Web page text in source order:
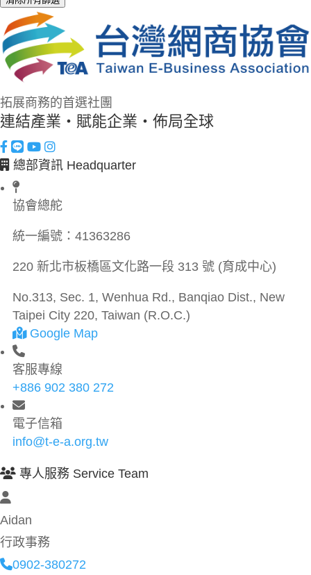
拓展商務的首選社團
連結產業・賦能企業・佈局全球
總部資訊 Headquarter
協會總舵
統一編號： 41363286
220 新北市板橋區文化路一段 313 號 (育成中心)
No.313, Sec. 1, Wenhua Rd., Banqiao Dist., New
Taipei City 220, Taiwan (R.O.C.)
Google Map
客服專線
+886 902 380 272
電子信箱
info@t-e-a.org.tw
專人服務 Service Team
Aidan
行政事務
0902-380272